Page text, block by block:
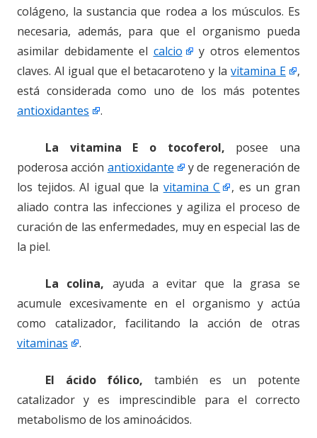
colágeno, la sustancia que rodea a los músculos. Es
necesaria, además, para que el organismo pueda
asimilar debidamente el calcio
y otros elementos
claves. Al igual que el betacaroteno y lavitamina E
,
está considerada como uno de los más potentes
antioxidantes
.
La vitamina E o tocoferol, posee una
poderosa acción antioxidante
y de regeneración de
los tejidos. Al igual que la vitamina C
, es un gran
aliado contra las infecciones y agiliza el proceso de
curación de las enfermedades, muy en especial las de
la piel.
La colina, ayuda a evitar que la grasa se
acumule excesivamente en el organismo y actúa
como catalizador, facilitando la acción de otras
vitaminas
.
El ácido fólico, también es un potente
catalizador y es imprescindible para el correcto
metabolismo de los aminoácidos.